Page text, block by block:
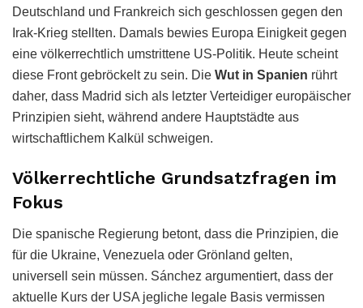
Deutschland und Frankreich sich geschlossen gegen den
Irak-Krieg stellten. Damals bewies Europa Einigkeit gegen
eine völkerrechtlich umstrittene US-Politik. Heute scheint
diese Front gebröckelt zu sein. Die Wut in Spanien rührt
daher, dass Madrid sich als letzter Verteidiger europäischer
Prinzipien sieht, während andere Hauptstädte aus
wirtschaftlichem Kalkül schweigen.
Völkerrechtliche Grundsatzfragen im
Fokus
Die spanische Regierung betont, dass die Prinzipien, die
für die Ukraine, Venezuela oder Grönland gelten,
universell sein müssen. Sánchez argumentiert, dass der
aktuelle Kurs der USA jegliche legale Basis vermissen